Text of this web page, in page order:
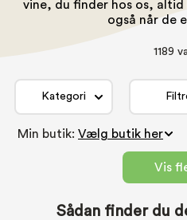
vine, du finder hos os,
også når de
1189
Kategori
Min butik:
Vis
Sådan finder du